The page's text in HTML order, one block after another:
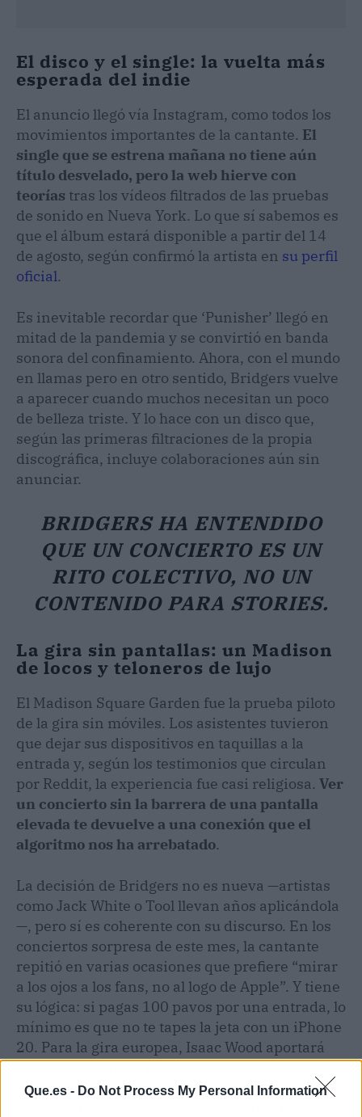
Que.es - Do Not Process My Personal Information
El disco y el single: la vuelta más
esperada del indie
El anuncio llegó vía Instagram, como todos los
movimientos importantes de la cantante. El
single que se estrena mañana no tiene aún
título desvelado, pero la web hierve con
teorías tras los vídeos filtrados de las pruebas
de sonido en Nueva York. Lo que sí sabemos es
que el álbum estará disponible a partir del 14
de agosto, según confirmó la artista en su perfil
oficial.
Es inevitable recordar que ‘Punisher’ llegó en
mitad de la pandemia y se convirtió en banda
sonora del confinamiento. Ahora, con el mundo
en llamas pero en otro sentido, Bridgers vuelve
a aparecer cuando muchos necesitan un poco
de belleza triste. Y lo hace con un disco que,
según las primeras filtraciones de la propia
discográfica, incluye colaboraciones aún sin
anunciar.
BRIDGERS HA ENTENDIDO
QUE UN CONCIERTO ES UN
RITO COLECTIVO, NO UN
CONTENIDO PARA STORIES.
La gira sin pantallas: un Madison
de locos y teloneros de lujo
El Madison Square Garden fue la prueba piloto
de la gira sin móviles. Los asistentes tuvieron
que dejar sus dispositivos en taquillas a la
entrada y, según los testimonios que circulan
por Reddit, la experiencia fue casi religiosa. Ver
un concierto sin la barrera de una pantalla
elevada te devuelve a una conexión que el
algoritmo nos ha arrebatado.
La decisión de Bridgers no es nueva —artistas
como Jack White o Tool llevan años aplicándola
—, pero sí es coherente con su discurso. En los
conciertos sorpresa de este mes, la cantante
repitió en varias ocasiones que prefiere “mirar
a los ojos a los fans, no al logo de Apple”. Y tiene
su lógica: si pagas 100 pavos por una entrada, lo
mínimo es que no te tapes la jeta con un iPhone
20. Para la gira europea, Isaac Wood aportará
una cuota extra de morbo nostálgico, mientras
que Alex G, eterno secundario de lujo, pondrá el